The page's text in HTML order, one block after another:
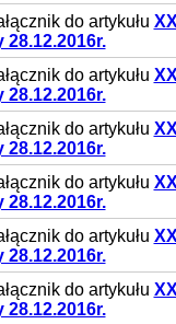
do artykułu
28.12.2016r.
do artykułu
28.12.2016r.
do artykułu
28.12.2016r.
do artykułu
28.12.2016r.
do artykułu
28.12.2016r.
do artykułu
28.12.2016r.